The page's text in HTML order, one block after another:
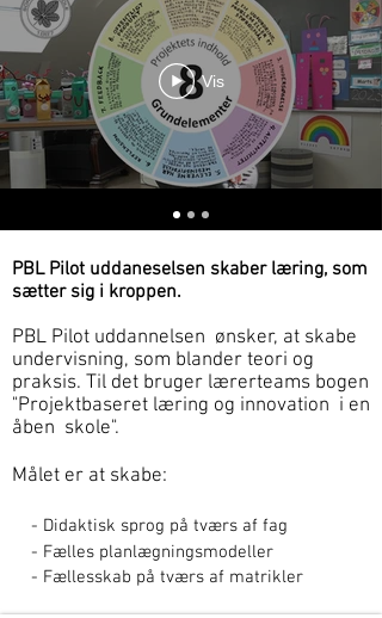
Vis
PBL Pilot uddaneselsen skaber læring, som
sætter sig i kroppen.
PBL Pilot uddannelsen ønsker, at skabe
undervisning, som blander teori og
praksis. Til det bruger lærerteams bogen
"Projektbaseret læring og innovation i en
åben skole".
Målet er at skabe:
- Didaktisk sprog på tværs af fag
- Fælles planlægningsmodeller
- Fællesskab på tværs af matrikler